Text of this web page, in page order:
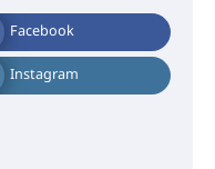
Facebook
Instagram
നിന്ന്
എൻ. ആര്യ